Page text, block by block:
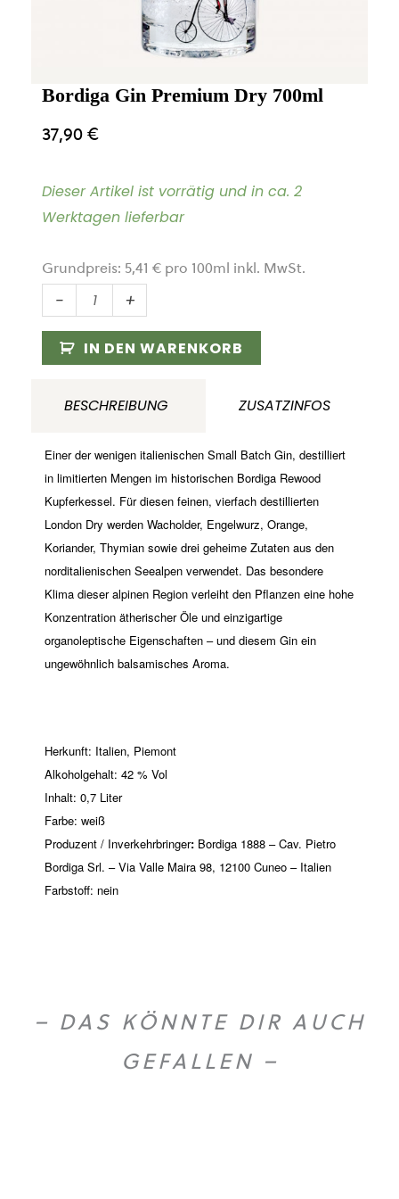
Bordiga Gin Premium Dry 700ml
37,90€
Dieser Artikel ist vorrätig und in ca. 2
Werktagen lieferbar
Grundpreis: 5,41 € pro 100ml inkl. MwSt.
-
Bordiga
Gin
Premium
700ml
+
IN DEN WARENKORB
BESCHREIBUNG ZUSATZINFOS
Einer der wenigen italienischen Small Batch Gin, destilliert
in limitierten Mengen im historischen Bordiga Rewood
Kupferkessel. Für diesen feinen, vierfach destillierten
London Dry werden Wacholder, Engelwurz, Orange,
Koriander, Thymian sowie drei geheime Zutaten aus den
norditalienischen Seealpen verwendet. Das besondere
Klima dieser alpinen Region verleiht den Pflanzen eine hohe
Konzentration ätherischer Öle und einzigartige
organoleptische Eigenschaften – und diesem Gin ein
ungewöhnlich balsamisches Aroma.
Herkunft: Italien, Piemont
Alkoholgehalt: 42 % Vol
Inhalt: 0,7 Liter
Farbe: weiß
Produzent / Inverkehrbringer: Bordiga 1888 – Cav. Pietro
Bordiga Srl. – Via Valle Maira 98, 12100 Cuneo – Italien
Farbstoff: nein
– DAS KÖNNTE DIR AUCH
GEFALLEN –